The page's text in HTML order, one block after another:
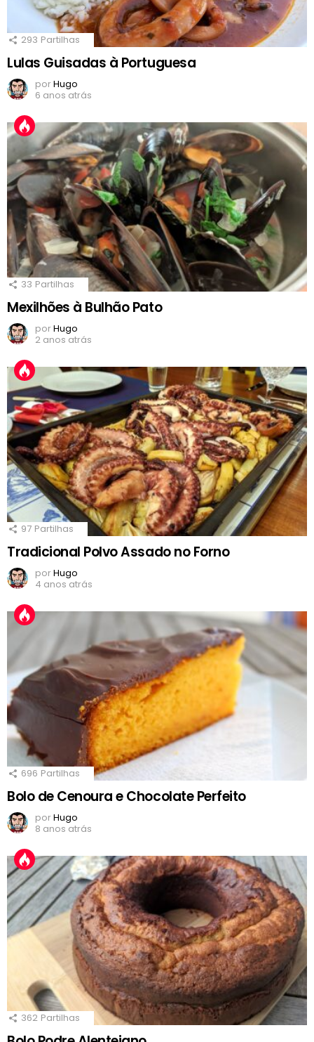
293 Partilhas
Lulas Guisadas à Portuguesa
porHugo
6 anos atrás
33 Partilhas
Mexilhões à Bulhão Pato
porHugo
2 anos atrás
97 Partilhas
Tradicional Polvo Assado no Forno
porHugo
4 anos atrás
696 Partilhas
Bolo de Cenoura e Chocolate Perfeito
porHugo
8 anos atrás
362 Partilhas